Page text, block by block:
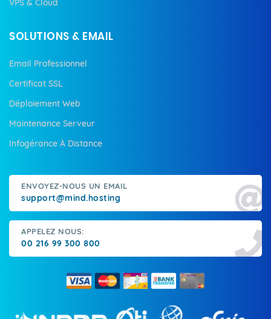
VPS & Cloud
SOLUTIONS & EMAIL
Email Professionnel
Certificat SSL
Déploiement Web
Maintenance Serveur
Infogérance À Distance
ENVOYEZ-NOUS UN EMAIL
support@mind.hosting
APPELEZ NOUS:
00 216 99 300 800